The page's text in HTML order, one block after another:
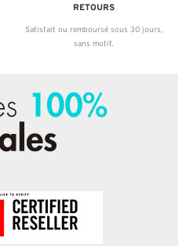
RETOURS
Satisfait ou remboursé sous 30 jours,
sans motif.